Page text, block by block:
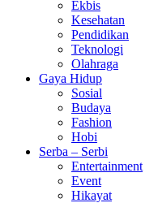
Ekbis
Kesehatan
Pendidikan
Teknologi
Olahraga
Gaya Hidup
Sosial
Budaya
Fashion
Hobi
Serba – Serbi
Entertainment
Event
Hikayat